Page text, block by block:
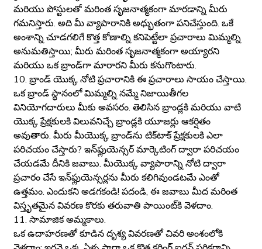
మరియు పోస్టులతో మరింత సృజనాత్మకంగా మారడాన్ని మీరు
గమనిస్తారు. అది మీ వ్యాపారానికి అధ్భుతంగా పనిచేస్తుంది. ఒకే
అంశాన్ని చూడగలిగే కొత్త కోణాల్ని కనిపెట్టేలా ప్రచారాలు మిమ్మల్ని
అనుమతిస్తాయి; మీరు మరింత సృజనాత్మకంగా అయ్యారని
మరియు ఒక బ్రాండ్‌గా మారారని మీరు కనుగొంటారు.
10. బ్రాండ్ యొక్క నోటి ప్రచారానికి ఈ ప్రచారాలు సాయం చేస్తాయి.
ఒక బ్రాండ్ స్థానంలో మిమ్మల్ని నమ్మే నిజాయితీగల
వినియోగదారులు మీకు అవసరం. తెలిసిన బ్రాండ్లకి మరియు వాటి
యొక్క ప్రేక్షకులకి విలువనిచ్చే బ్రాండ్లకి యూజర్లు ఆకర్షితం
అవుతారు. మీరు మీయొక్క బ్రాండ్‌ను టిక్‌టాక్ ప్రేక్షకులకి ఎలా
పరిచయం చేస్తారు? ఇన్‌ఫ్లుయెన్సర్ మార్కెటింగ్ ద్వారా పరిచయం
చేయడమే దీనికి జవాబు. మీయొక్క వ్యాపారాన్ని నోటి ద్వారా
ప్రచారం చేసే ఇన్‌ఫ్లుయెన్సర్లను మీరు కలిగివుండటమే ఎంతో
ఉత్తమం. ఎందుకని అడగకండి! పదండి, ఈ జవాబు మీద మరింత
విస్తృతమైన వివరణ కొరకు తరువాతి పాయింట్‌కి వెళదాం.
11. సామాజిక అమ్మకాలు.
ఒక ఉదాహరణతో కూడిన దృశ్య వివరణతో చివరి అంశంలోకి